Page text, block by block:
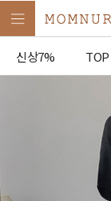
신상7% TOP